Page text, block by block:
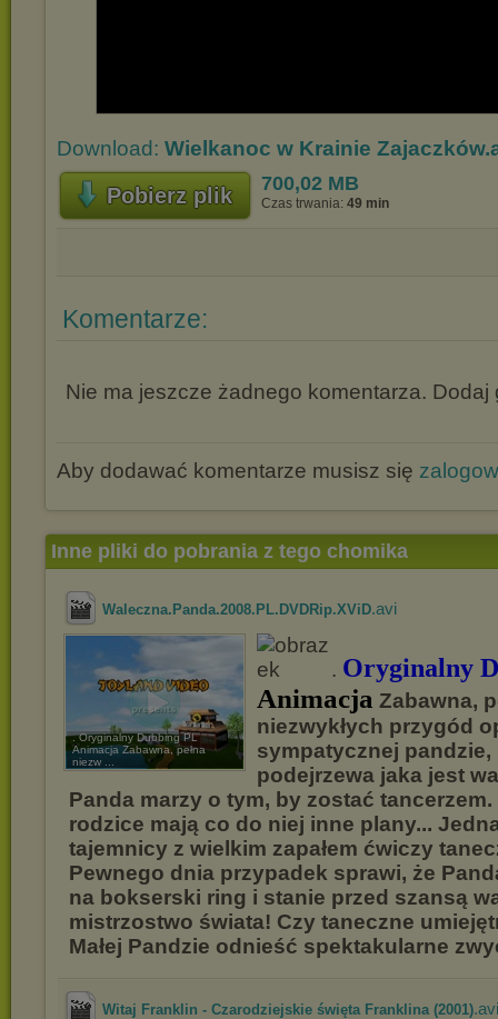
Download: Wielkanoc w Krainie
Pobierz plik 700,02 MB
Czas trwania: 49 min
Komentarze:
Nie ma jeszcze żadnego komentarza. Dodaj
Aby dodawać komentarze musisz się
Inne pliki do pobrania z tego chomika
Waleczna.Panda.2008.PL.DVDRip.XViD.avi
. Oryginalny Dubbing PL
Animacja Zabawna, pełna
niezw ...
. Oryginalny
Animacja Zabawna,
niezwykłych przygód
sympatycznej pandzie,
podejrzewa jaka jest
Panda marzy o tym, by zostać
rodzice mają co do niej inne plany...
tajemnicy z wielkim zapałem ćwiczy
Pewnego dnia przypadek sprawi, że
na bokserski ring i stanie przed szansą
mistrzostwo świata! Czy taneczne
Małej Pandzie odnieść spektakularne
Witaj Franklin - Czarodziejskie święta Franklina (2001).avi